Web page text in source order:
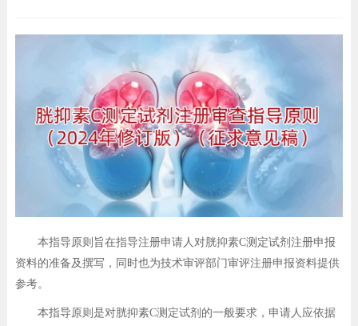
本指导原则旨在指导注册申请人对胱抑素C测定试剂注册申报
资料的准备及撰写，同时也为技术审评部门审评注册申报资料提供
参考。
本指导原则是对胱抑素C测定试剂的一般要求，申请人应依据